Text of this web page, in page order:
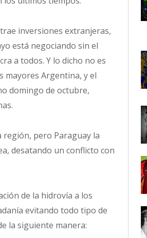
inversiones extranjeras,
está negociando sin el
a todos. Y lo dicho no es
mayores Argentina, y el
domingo de octubre,
región, pero Paraguay la
desatando un conflicto con
de la hidrovía a los
evitando todo tipo de
la siguiente manera: